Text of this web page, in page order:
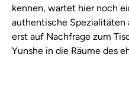
kennen, wartet hier noch
authentische Spezialitäten
erst auf Nachfrage zum
Yunshe in die Räume des